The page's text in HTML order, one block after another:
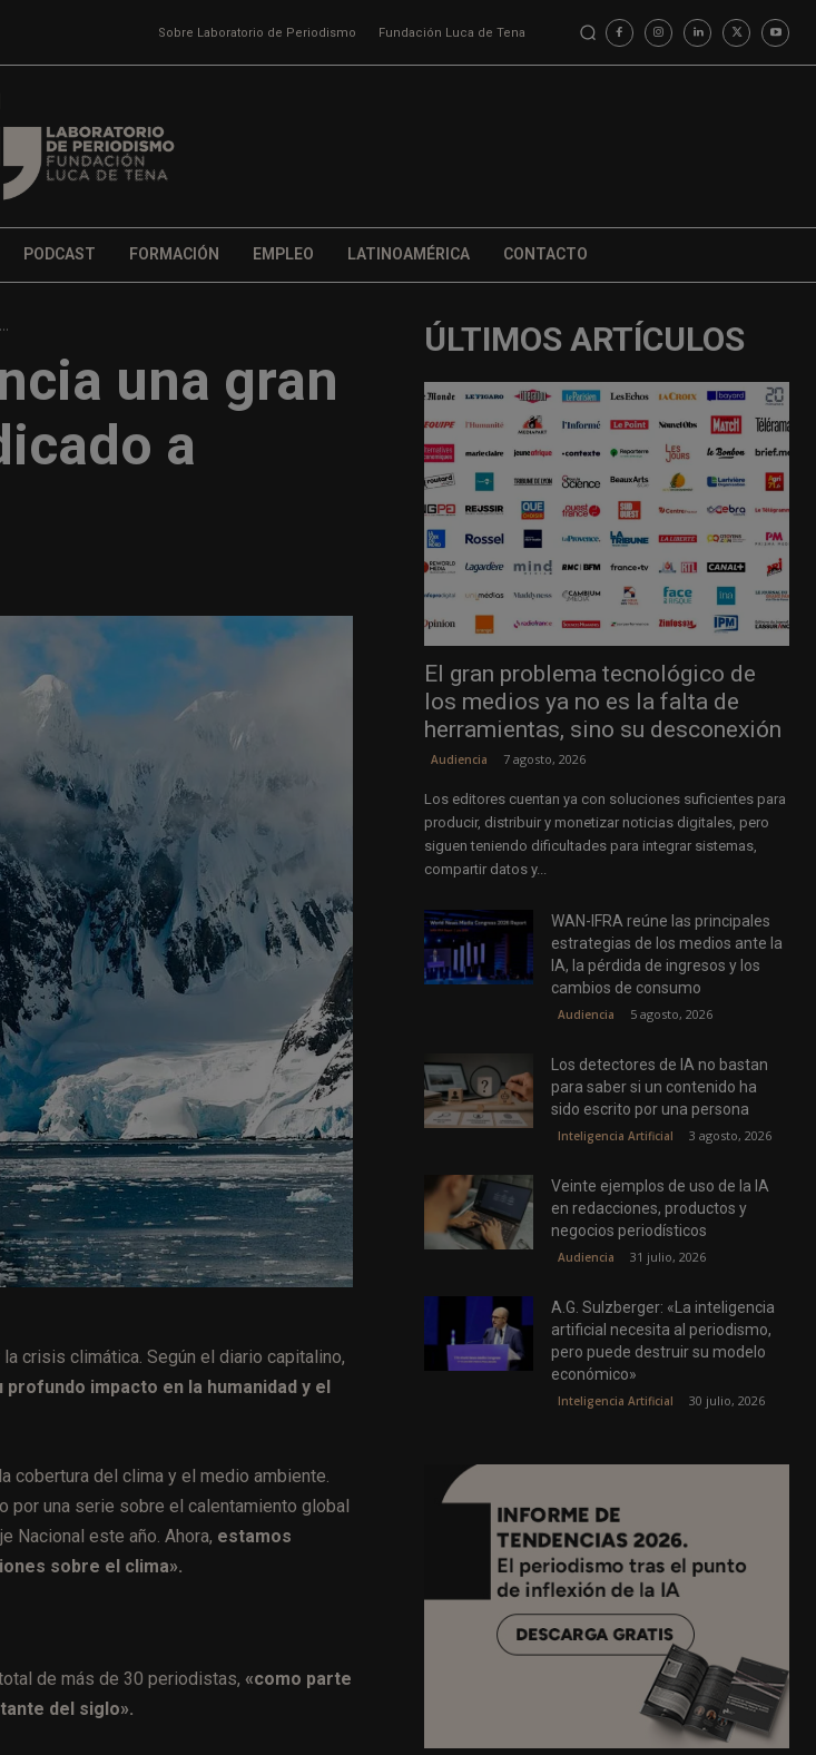
Sobre Laboratorio de Periodismo Fundación Luca de Tena
PODCAST FORMACIÓN EMPLEO LATINOAMÉRICA CONTACTO
una gran
a
crisis climática. Según el diario capitalino,
impacto en la humanidad y el
cobertura del clima y el medio ambiente.
por una serie sobre el calentamiento global
Nacional este año. Ahora, estamos
sobre el clima».
de más de 30 periodistas, «como parte
del siglo».
ÚLTIMOS ARTÍCULOS
El gran problema tecnológico de
los medios ya no es la falta de
herramientas, sino su desconexión
Audiencia 7 agosto, 2026
Los editores cuentan ya con soluciones suficientes para
producir, distribuir y monetizar noticias digitales, pero
siguen teniendo dificultades para integrar sistemas,
compartir datos y...
WAN-IFRA reúne las principales
estrategias de los medios ante la
IA, la pérdida de ingresos y los
cambios de consumo
Audiencia 5 agosto, 2026
Los detectores de IA no bastan
para saber si un contenido ha
sido escrito por una persona
Inteligencia Artificial 3 agosto, 2026
Veinte ejemplos de uso de la IA
en redacciones, productos y
negocios periodísticos
Audiencia 31 julio, 2026
A.G. Sulzberger: «La inteligencia
artificial necesita al periodismo,
pero puede destruir su modelo
económico»
Inteligencia Artificial 30 julio, 2026